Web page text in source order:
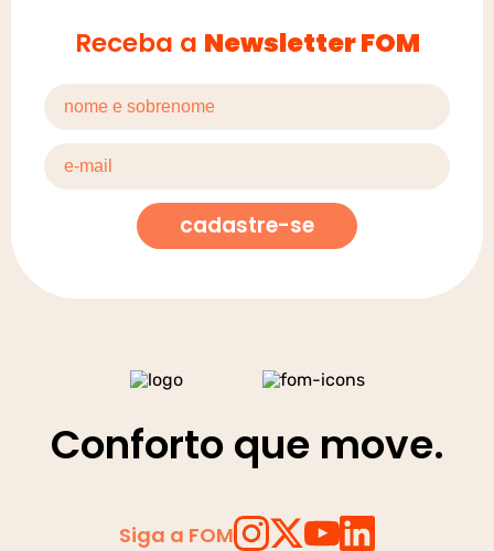
Receba a Newsletter FOM
cadastre-se
Conforto que move.
Siga a FOM